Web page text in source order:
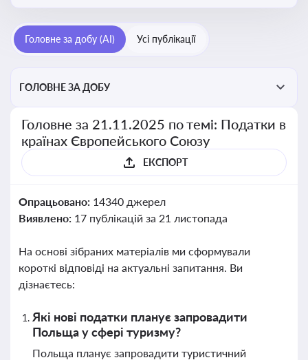
Головне за добу (AI) Усі публікації
ГОЛОВНЕ ЗА ДОБУ
Головне за 21.11.2025 по темі: Податки в
країнах Європейського Союзу
ЕКСПОРТ
Опрацьовано: 14340 джерел
Виявлено: 17 публікацій за 21 листопада
На основі зібраних матеріалів ми сформували
короткі відповіді на актуальні запитання. Ви
дізнаєтесь:
Які нові податки планує запровадити
Польща у сфері туризму?
Польща планує запровадити туристичний